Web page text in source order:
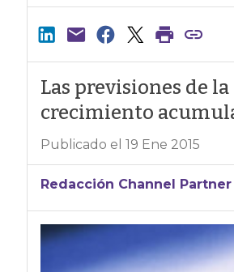
Las previsiones de
crecimiento
Publicado el 19 Ene 2015
Redacción Channel Partner